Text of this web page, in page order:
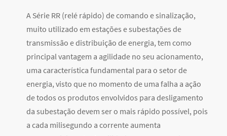
A Série RR (relé rápido) de comando e sinalização,
muito utilizado em estações e subestações de
transmissão e distribuição de energia, tem como
principal vantagem a agilidade no seu acionamento,
uma característica fundamental para o setor de
energia, visto que no momento de uma falha a ação
de todos os produtos envolvidos para desligamento
da subestação devem ser o mais rápido possível, pois
a cada milisegundo a corrente aumenta